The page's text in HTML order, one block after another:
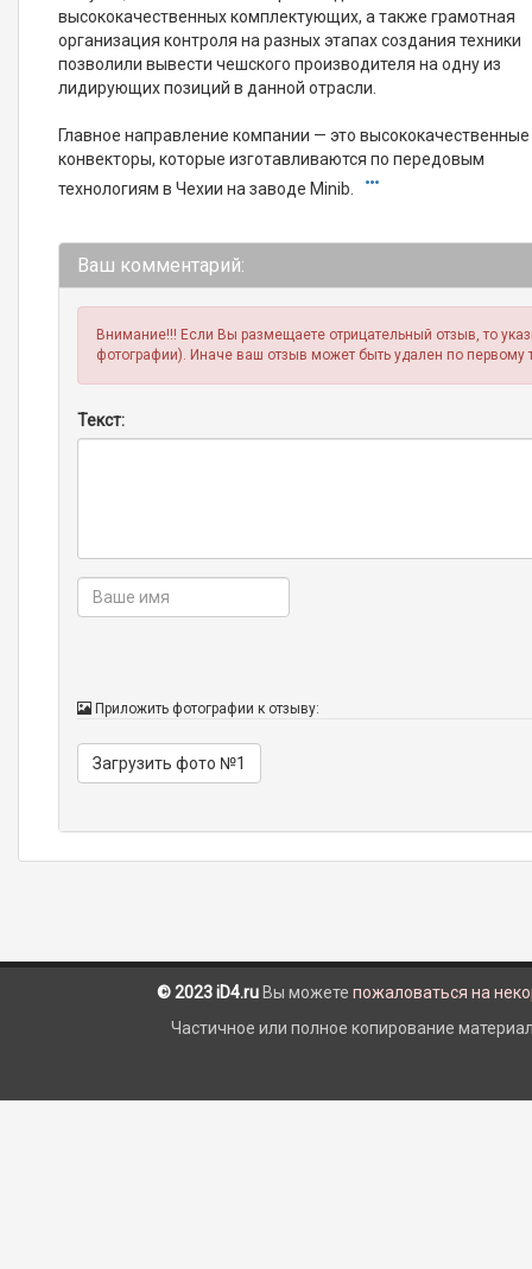
высококачественных комплектующих, а также грамотная
организация контроля на разных этапах создания техники
позволили вывести чешского производителя на одну из
лидирующих позиций в данной отрасли.
Главное направление компании — это высококачественные
конвекторы, которые изготавливаются по передовым
технологиям в Чехии на заводе Minib.
Ваш комментарий:
Внимание!!! Если Вы размещаете отрицательный отзыв, то
фотографии). Иначе ваш отзыв может быть удален по первому
Текст:
Приложить фотографии к отзыву:
Загрузить фото №1
© 2023 iD4.ru Вы можете пожаловаться на
Частичное или полное копирование